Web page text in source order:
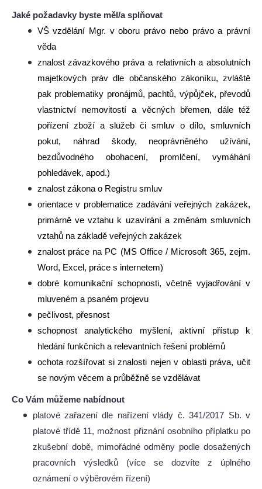
Jaké požadavky byste měl/a splňovat
VŠ vzdělání Mgr. v oboru právo nebo právo a právní
věda
znalost závazkového práva a relativních a absolutních
majetkových práv dle občanského zákoníku, zvláště
pak problematiky pronájmů, pachtů, výpůjček, převodů
vlastnictví nemovitostí a věcných břemen, dále též
pořízení zboží a služeb či smluv o dílo, smluvních
pokut, náhrad škody, neoprávněného užívání,
bezdůvodného obohacení, promlčení, vymáhání
pohledávek, apod.)
znalost zákona o Registru smluv
orientace v problematice zadávání veřejných zakázek,
primárně ve vztahu k uzavírání a změnám smluvních
vztahů na základě veřejných zakázek
znalost práce na PC (MS Office / Microsoft 365, zejm.
Word, Excel, práce s internetem)
dobré komunikační schopnosti, včetně vyjadřování v
mluveném a psaném projevu
pečlivost, přesnost
schopnost analytického myšlení, aktivní přístup k
hledání funkčních a relevantních řešení problémů
ochota rozšířovat si znalosti nejen v oblasti práva, učit
se novým věcem a průběžně se vzdělávat
Co Vám můžeme nabídnout
platové zařazení dle nařízení vlády č. 341/2017 Sb. v
platové třídě 11, možnost přiznání osobního příplatku po
zkušební době, mimořádné odměny podle dosažených
pracovních výsledků (více se dozvíte z úplného
oznámení o výběrovém řízení)